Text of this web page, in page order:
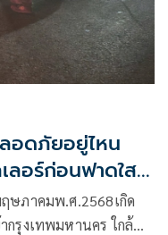
อดภัยอยู่ไหน
ลอร์ก่อนฟาดใส
ษภาคมพ.ศ.2568เกิด
กรุงเทพมหานคร ใกล้